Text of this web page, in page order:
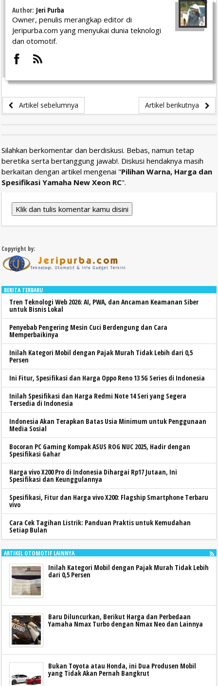
Author: Jeri Purba
Owner, penulis merangkap editor di
Jeripurba.com yang menyukai dunia teknologi
dan otomotif.
Artikel sebelumnya Artikel berikutnya
Silahkan berkomentar dan berdiskusi. Bebas, namun tetap
beretika serta bertanggung jawab!. Diskusi hendaknya masih
berkaitan dengan artikel mengenai "Pilihan Warna, Harga dan
Spesifikasi Yamaha New Xeon RC".
Klik dan tulis komentar kamu disini
Copyright by:
BERITA TERBARU
Tren Teknologi Web 2026: AI, PWA, dan Ancaman Keamanan Siber
untuk Bisnis Lokal
Penyebab Pengering Mesin Cuci Berdengung dan Cara
Memperbaikinya
Inilah Kategori Mobil dengan Pajak Murah Tidak Lebih dari 0,5
Persen
Ini Fitur, Spesifikasi dan Harga Oppo Reno 13 5G Series di Indonesia
Inilah Spesifikasi dan Harga Redmi Note 14 Seri yang Segera
Tersedia di Indonesia
Indonesia Akan Terapkan Batas Usia Minimum untuk Penggunaan
Media Sosial
Bocoran PC Gaming Kompak ASUS ROG NUC 2025, Hadir dengan
Spesifikasi Gahar
Harga vivo X200 Pro di Indonesia Dihargai Rp17 Jutaan, Ini
Spesifikasi dan Keunggulannya
Spesifikasi, Fitur dan Harga vivo X200: Flagship Smartphone Terbaru
vivo
Cara Cek Tagihan Listrik: Panduan Praktis untuk Kemudahan
Setiap Bulan
ARTIKEL OTOMOTIF LAINNYA
Inilah Kategori Mobil dengan Pajak Murah Tidak Lebih
dari 0,5 Persen
Baru Diluncurkan, Berikut Harga dan Perbedaan
Yamaha Nmax Turbo dengan Nmax Neo dan Lainnya
Bukan Toyota atau Honda, ini Dua Produsen Mobil
yang Tidak Akan Pernah Bangkrut